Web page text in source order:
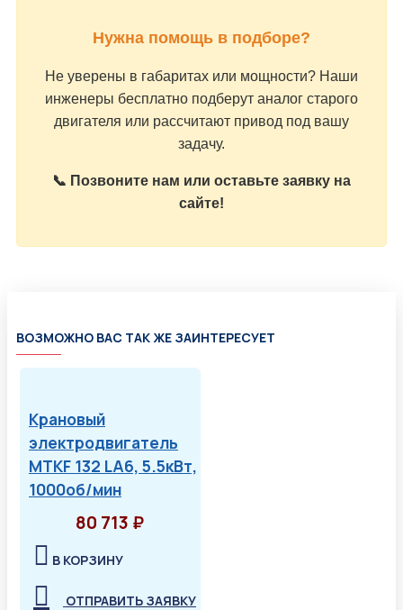
Нужна помощь в подборе?
Не уверены в габаритах или мощности? Наши
инженеры бесплатно подберут аналог старого
двигателя или рассчитают привод под вашу
задачу.
📞 Позвоните нам или оставьте заявку на
сайте!
ВОЗМОЖНО ВАС ТАК ЖЕ ЗАИНТЕРЕСУЕТ
Крановый
электродвигатель
MTKF 132 LA6, 5.5кВт,
1000об/мин
80 713 ₽
В КОРЗИНУ
ОТПРАВИТЬ ЗАЯВКУ